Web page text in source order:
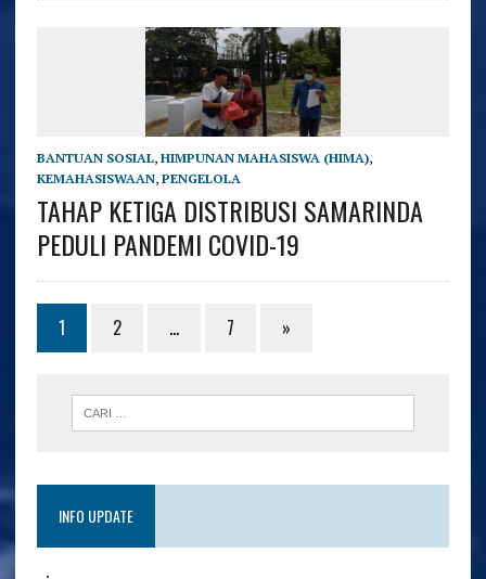
BANTUAN SOSIAL, HIMPUNAN MAHASISWA (HIMA),
KEMAHASISWAAN, PENGELOLA
TAHAP KETIGA DISTRIBUSI SAMARINDA
PEDULI PANDEMI COVID-19
1 2 … 7 »
INFO UPDATE